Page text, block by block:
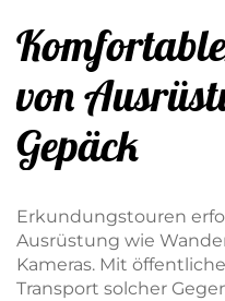
von
Gepäck
Erkundungstouren
Ausrüstung wie
Kameras. Mit
Transport solcher